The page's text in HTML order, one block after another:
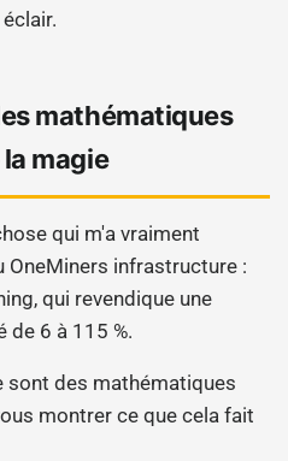
mathématiques
magie
qui m'a vraiment
infrastructure :
qui revendique une
6 à 115 %.
sont des mathématiques
montrer ce que cela fait